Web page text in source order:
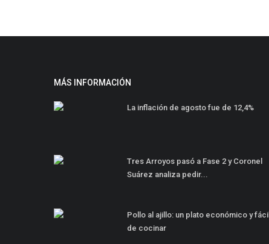
MÁS INFORMACIÓN
La inflación de agosto fue de 12,4%
Tres Arroyos pasó a Fase 2 y Coronel
Suárez analiza pedir...
Pollo al ajillo: un plato económico y fácil
de cocinar